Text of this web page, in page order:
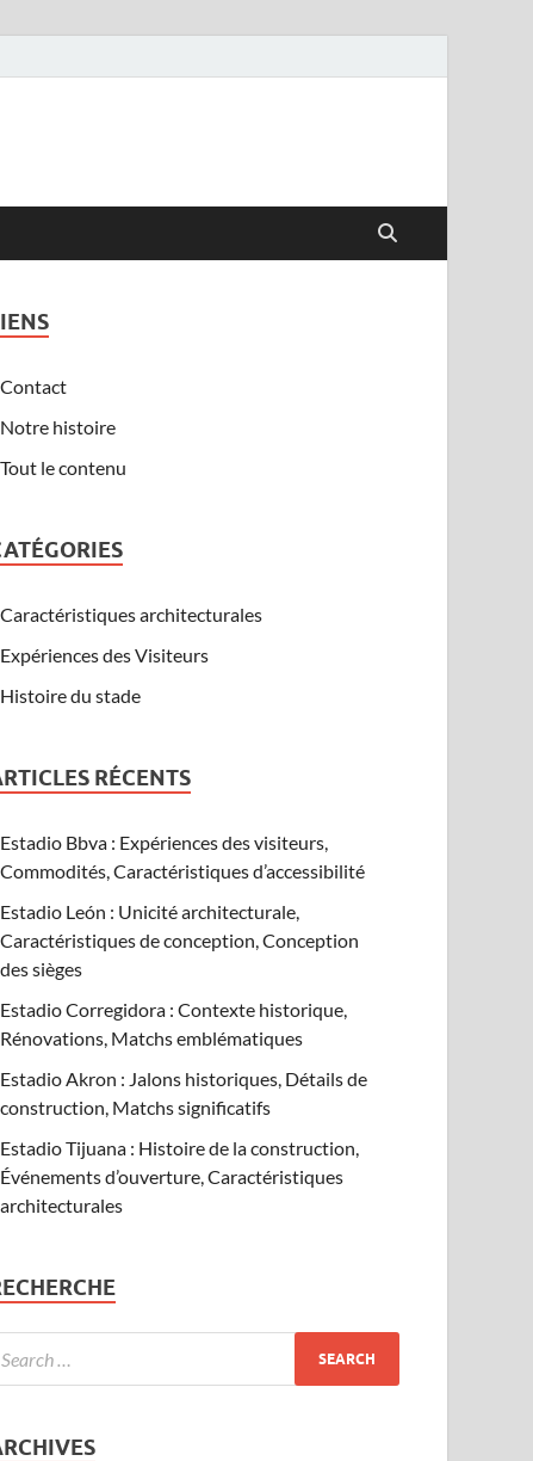
Contact
Notre histoire
Tout le contenu
Caractéristiques architecturales
Expériences des Visiteurs
Histoire du stade
RÉCENTS
Estadio Bbva : Expériences des visiteurs,
Commodités, Caractéristiques d’accessibilité
Estadio León : Unicité architecturale,
Caractéristiques de conception, Conception
des sièges
Estadio Corregidora : Contexte historique,
Rénovations, Matchs emblématiques
Estadio Akron : Jalons historiques, Détails de
construction, Matchs significatifs
Estadio Tijuana : Histoire de la construction,
Événements d’ouverture, Caractéristiques
architecturales